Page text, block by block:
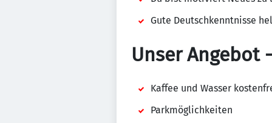
Gute Deutschkenntnisse
Unser Angebot
Kaffee und Wasser
Parkmöglichkeiten